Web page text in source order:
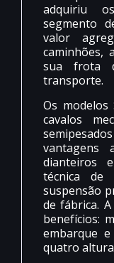
adquiriu
segmento
valor
caminhões,
sua frota
transporte.
Os modelos
cavalos
vantagens
dianteiros
técnica
suspensão
de fábrica.
benefícios:
embarque
quatro